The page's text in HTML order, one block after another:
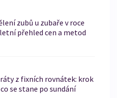
zubů u zubaře v roce
přehled cen a metod
z fixních rovnátek: krok
se stane po sundání